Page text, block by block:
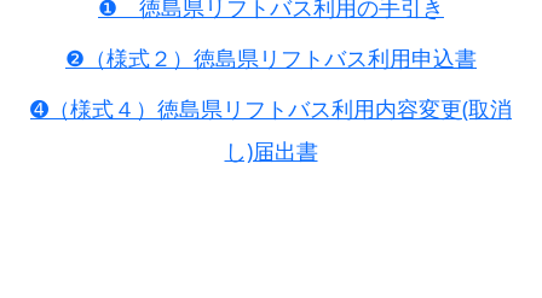
❶ 徳島県リフトバス利用の手引き
❷（様式２）徳島県リフトバス利用申込書
➍（様式４）徳島県リフトバス利用内容変更(取消
し)届出書